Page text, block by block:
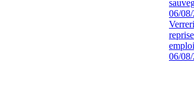
06/
06/